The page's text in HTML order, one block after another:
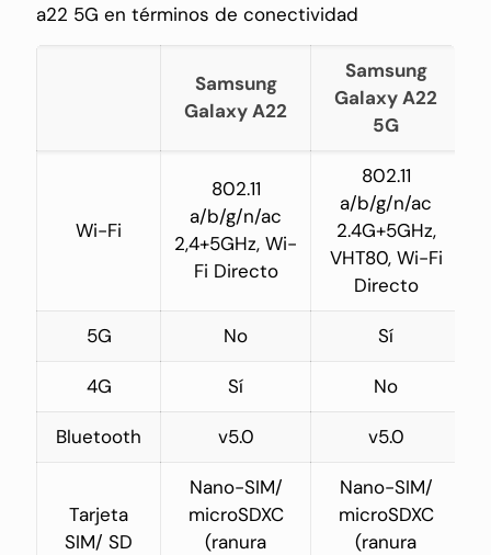
a22 5G en términos de conectividad
Samsung
Galaxy A22
Samsung
Galaxy A22
5G
Wi-Fi
802.11
a/b/g/n/ac
2,4+5GHz, Wi-
Fi Directo
802.11
a/b/g/n/ac
2.4G+5GHz,
VHT80, Wi-Fi
Directo
5G No Sí
4G Sí No
Bluetooth v5.0 v5.0
Tarjeta
SIM/ SD
Nano-SIM/
microSDXC
(ranura
Nano-SIM/
microSDXC
(ranura